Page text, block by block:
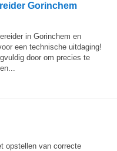
Gorinchem
in Gorinchem en
een technische uitdaging!
door om precies te
opstellen van correcte